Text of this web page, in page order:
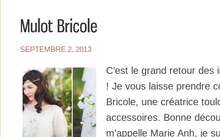
SEPTEMBRE 2, 2013
C’est le grand retour
! Je vous laisse prendre
Bricole, une créatrice
accessoires. Bonne
m’appelle Marie Anh, je